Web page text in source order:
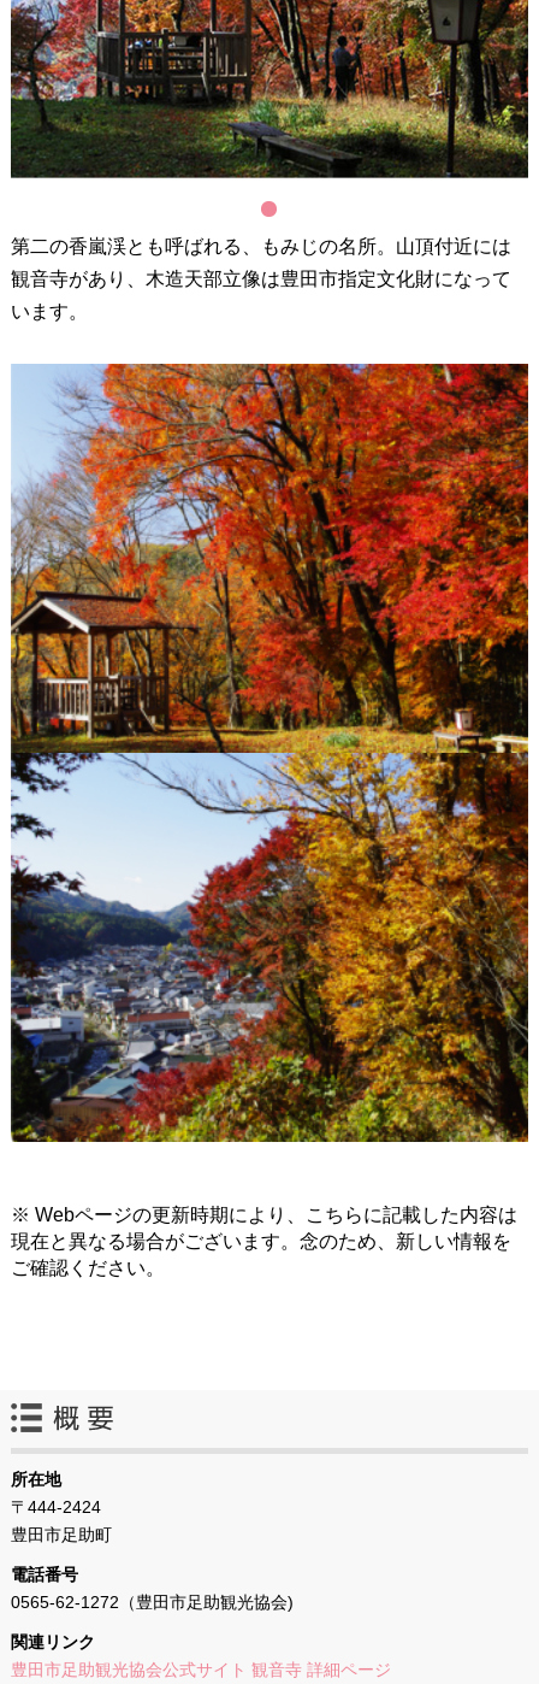
第二の香嵐渓とも呼ばれる、もみじの名所。山頂付近には
観音寺があり、木造天部立像は豊田市指定文化財になって
います。
※ Webページの更新時期により、こちらに記載した内容は
現在と異なる場合がございます。念のため、新しい情報を
ご確認ください。
所在地
〒444-2424
豊田市足助町
電話番号
0565-62-1272（豊田市足助観光協会)
関連リンク
豊田市足助観光協会公式サイト 観音寺 詳細ページ